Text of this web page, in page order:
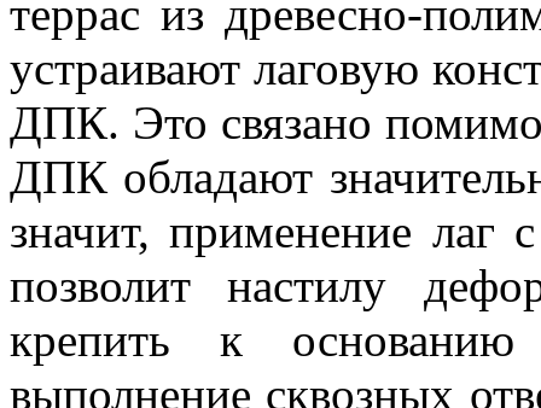
террас из древесно-
устраивают лаговую
ДПК. Это связано
ДПК обладают
значит, применение лаг
позволит настилу
крепить к основанию
выполнение сквозных